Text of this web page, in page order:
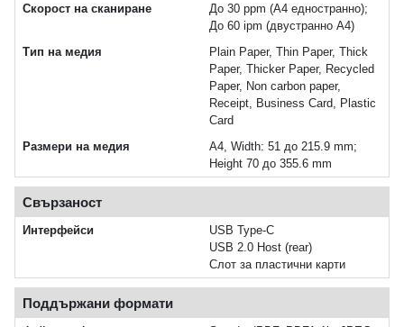
Скорост на сканиране
До 30 ppm (A4 едностранно);
До 60 ipm (двустранно A4)
Тип на медия
Plain Paper, Thin Paper, Thick
Paper, Thicker Paper, Recycled
Paper, Non carbon paper,
Receipt, Business Card, Plastic
Card
Размери на медия
A4, Width: 51 до 215.9 mm;
Height 70 до 355.6 mm
Свързаност
Интерфейси
USB Type-C
USB 2.0 Host (rear)
Слот за пластични карти
Поддържани формати